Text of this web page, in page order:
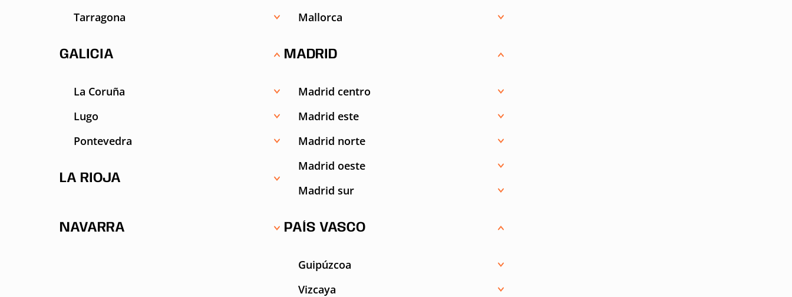
Tarragona
GALICIA
La Coruña
Lugo
Pontevedra
LA RIOJA
NAVARRA
Mallorca
MADRID
Madrid centro
Madrid este
Madrid norte
Madrid oeste
Madrid sur
PAÍS VASCO
Guipúzcoa
Vizcaya